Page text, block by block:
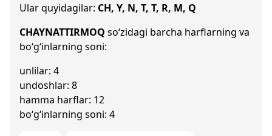
Ular quyidagilar: CH, Y, N, T, T, R, M, Q
CHAYNATTIRMOQ so‘zidagi barcha harflarning va
bo‘g‘inlarning soni:
unlilar: 4
undoshlar: 8
hamma harflar: 12
bo‘g‘inlarning soni: 4